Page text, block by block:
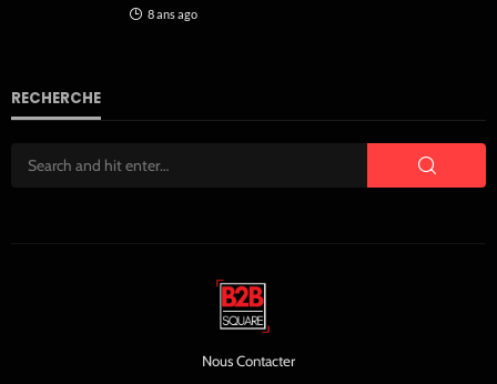
8 ans ago
RECHERCHE
Nous Contacter